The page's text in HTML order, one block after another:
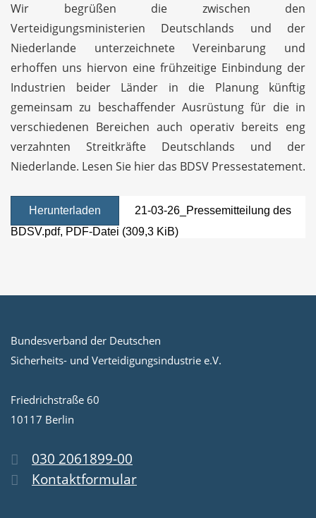
Wir begrüßen die zwischen den
Verteidigungsministerien Deutschlands und der
Niederlande unterzeichnete Vereinbarung und
erhoffen uns hiervon eine frühzeitige Einbindung der
Industrien beider Länder in die Planung künftig
gemeinsam zu beschaffender Ausrüstung für die in
verschiedenen Bereichen auch operativ bereits eng
verzahnten Streitkräfte Deutschlands und der
Niederlande. Lesen Sie hier das BDSV Pressestatement.
Herunterladen
21-03-26_Pressemitteilung des
BDSV.pdf, PDF-Datei (309,3 KiB)
Bundesverband der Deutschen
Sicherheits- und Verteidigungsindustrie e.V.
Friedrichstraße 60
10117 Berlin
030 2061899-00
Kontaktformular